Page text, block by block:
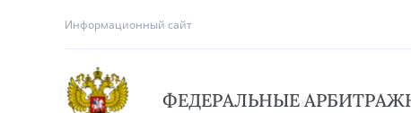
Информационный сайт
ФЕДЕРАЛЬНЫЕ